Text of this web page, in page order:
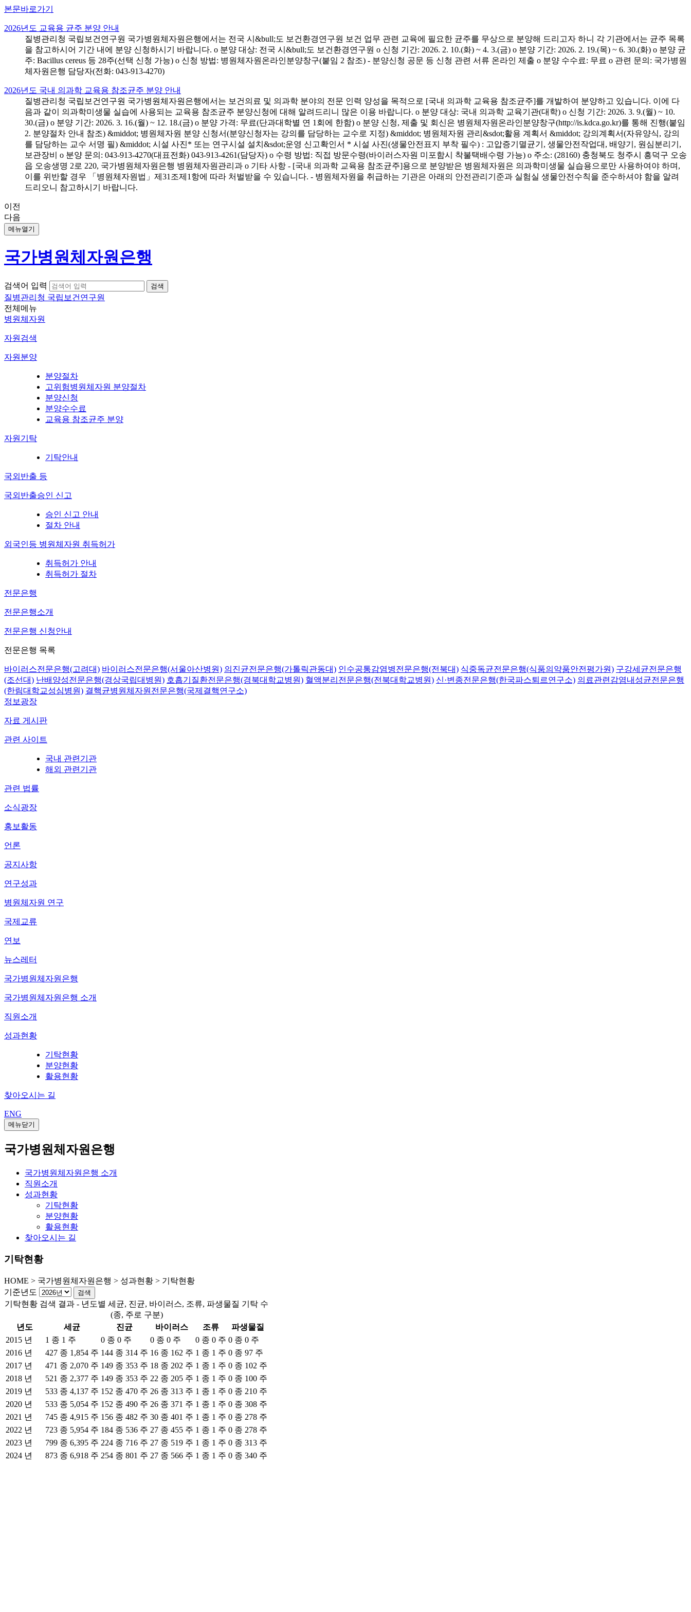
본문바로가기
2026년도 교육용 균주 분양 안내
질병관리청 국립보건연구원 국가병원체자원은행에서는 전국 시&bull;도 보건환경연구원 보건 업무 관련 교육에 필요한 균주를 무상으로 분양해 드리고자 하니 각 기관에서는 균주 목록
을 참고하시어 기간 내에 분양 신청하시기 바랍니다. o 분양 대상: 전국 시&bull;도 보건환경연구원 o 신청 기간: 2026. 2. 10.(화) ~ 4. 3.(금) o 분양 기간: 2026. 2. 19.(목) ~ 6. 30.(화) o 분양 균
주: Bacillus cereus 등 28주(선택 신청 가능) o 신청 방법: 병원체자원온라인분양창구(붙임 2 참조) - 분양신청 공문 등 신청 관련 서류 온라인 제출 o 분양 수수료: 무료 o 관련 문의: 국가병원
체자원은행 담당자(전화: 043-913-4270)
2026년도 국내 의과학 교육용 참조균주 분양 안내
질병관리청 국립보건연구원 국가병원체자원은행에서는 보건의료 및 의과학 분야의 전문 인력 양성을 목적으로 [국내 의과학 교육용 참조균주]를 개발하여 분양하고 있습니다. 이에 다
음과 같이 의과학미생물 실습에 사용되는 교육용 참조균주 분양신청에 대해 알려드리니 많은 이용 바랍니다. o 분양 대상: 국내 의과학 교육기관(대학) o 신청 기간: 2026. 3. 9.(월) ~ 10.
30.(금) o 분양 기간: 2026. 3. 16.(월) ~ 12. 18.(금) o 분양 가격: 무료(단과대학별 연 1회에 한함) o 분양 신청, 제출 및 회신은 병원체자원온라인분양창구(http://is.kdca.go.kr)를 통해 진행(붙임
2. 분양절차 안내 참조) &middot; 병원체자원 분양 신청서(분양신청자는 강의를 담당하는 교수로 지정) &middot; 병원체자원 관리&sdot;활용 계획서 &middot; 강의계획서(자유양식, 강의
를 담당하는 교수 서명 필) &middot; 시설 사진* 또는 연구시설 설치&sdot;운영 신고확인서 * 시설 사진(생물안전표지 부착 필수) : 고압증기멸균기, 생물안전작업대, 배양기, 원심분리기,
보관장비 o 분양 문의: 043-913-4270(대표전화) 043-913-4261(담당자) o 수령 방법: 직접 방문수령(바이러스자원 미포함시 착불택배수령 가능) o 주소: (28160) 충청북도 청주시 흥덕구 오송
읍 오송생명 2로 220, 국가병원체자원은행 병원체자원관리과 o 기타 사항 - [국내 의과학 교육용 참조균주]용으로 분양받은 병원체자원은 의과학미생물 실습용으로만 사용하여야 하며,
이를 위반할 경우 「병원체자원법」제31조제1항에 따라 처벌받을 수 있습니다. - 병원체자원을 취급하는 기관은 아래의 안전관리기준과 실험실 생물안전수칙을 준수하셔야 함을 알려
드리오니 참고하시기 바랍니다.
이전
다음
메뉴열기
국가병원체자원은행
검색어 입력
질병관리청 국립보건연구원
전체메뉴
병원체자원
자원검색
자원분양
분양절차
고위험병원체자원 분양절차
분양신청
분양수수료
교육용 참조균주 분양
자원기탁
기탁안내
국외반출 등
국외반출승인 신고
승인 신고 안내
절차 안내
외국인등 병원체자원 취득허가
취득허가 안내
취득허가 절차
전문은행
전문은행소개
전문은행 신청안내
전문은행 목록
바이러스전문은행(고려대) 바이러스전문은행(서울아산병원) 의진균전문은행(가톨릭관동대) 인수공통감염병전문은행(전북대) 식중독균전문은행(식품의약품안전평가원) 구강세균전문은행
(조선대) 난배양성전문은행(경상국립대병원) 호흡기질환전문은행(경북대학교병원) 혈액분리전문은행(전북대학교병원) 신·변종전문은행(한국파스퇴르연구소) 의료관련감염내성균전문은행
(한림대학교성심병원) 결핵균병원체자원전문은행(국제결핵연구소)
정보광장
자료 게시판
관련 사이트
국내 관련기관
해외 관련기관
관련 법률
소식광장
홍보활동
언론
공지사항
연구성과
병원체자원 연구
국제교류
연보
뉴스레터
국가병원체자원은행
국가병원체자원은행 소개
직원소개
성과현황
기탁현황
분양현황
활용현황
찾아오시는 길
ENG
메뉴닫기
국가병원체자원은행
국가병원체자원은행 소개
직원소개
성과현황
기탁현황
분양현황
활용현황
찾아오시는 길
기탁현황
HOME > 국가병원체자원은행 > 성과현황 > 기탁현황
기준년도
기탁현황 검색 결과 - 년도별 세균, 진균, 바이러스, 조류, 파생물질 기탁 수
(종, 주로 구분)
년도
세균 진균 바이러스 조류
파생물질
2015 년
1 종 1 주 0 종 0 주 0 종 0 주 0 종 0 주 0 종 0 주
2016 년
427 종 1,854 주 144 종 314 주 16 종 162 주 1 종 1 주 0 종 97 주
2017 년
471 종 2,070 주 149 종 353 주 18 종 202 주 1 종 1 주 0 종 102 주
2018 년
521 종 2,377 주 149 종 353 주 22 종 205 주 1 종 1 주 0 종 100 주
2019 년
533 종 4,137 주 152 종 470 주 26 종 313 주 1 종 1 주 0 종 210 주
2020 년
533 종 5,054 주 152 종 490 주 26 종 371 주 1 종 1 주 0 종 308 주
2021 년
745 종 4,915 주 156 종 482 주 30 종 401 주 1 종 1 주 0 종 278 주
2022 년
723 종 5,954 주 184 종 536 주 27 종 455 주 1 종 1 주 0 종 278 주
2023 년
799 종 6,395 주 224 종 716 주 27 종 519 주 1 종 1 주 0 종 313 주
2024 년
873 종 6,918 주 254 종 801 주 27 종 566 주 1 종 1 주 0 종 340 주